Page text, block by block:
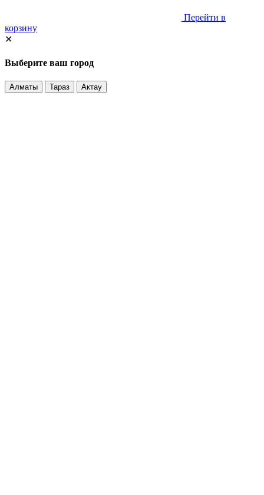
Перейти в
корзину
✕
Выберите ваш город
Алматы Тараз Актау